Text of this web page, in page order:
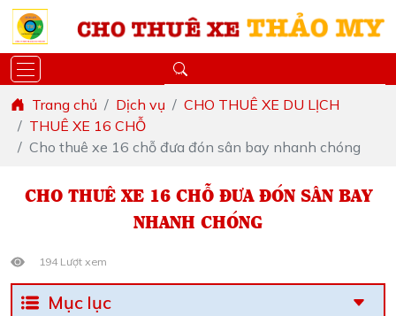
Trang chủ Dịch vụ
CHO THUÊ XE DU LỊCH
THUÊ XE 16 CHỖ
Cho thuê xe 16 chỗ đưa đón sân bay nhanh chóng
CHO THUÊ XE 16 CHỖ ĐƯA ĐÓN SÂN BAY
NHANH CHÓNG
194 Lượt xem
Mục lục